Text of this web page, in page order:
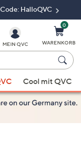
HalloQVC
MEIN QVC
0
WARENKORB
Cool mit QVC